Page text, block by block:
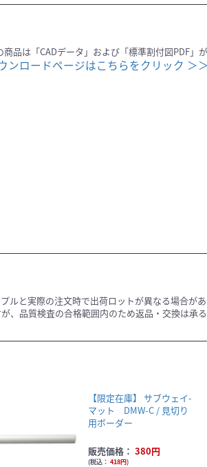
商品は「CADデータ」および「標準割付図PDF」
ンロードページはこちらをクリック ＞＞
と実際の注文時で出荷ロットが異なる場合があ
、品質検査の合格範囲内のため返品・交換は承る
【限定在庫】 サブウェイ-
マット DMW-C / 見切り
用ボーダー
販売価格： 380円
(税込： 418円)